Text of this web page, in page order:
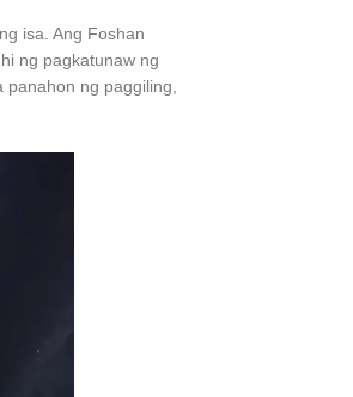
isa. Ang Foshan
ng pagkatunaw ng
ng paggiling,